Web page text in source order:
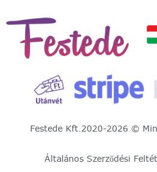
Festede Kft.2020-2026 ©
Általános Szerződési